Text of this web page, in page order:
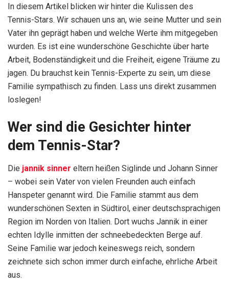
In diesem Artikel blicken wir hinter die Kulissen des
Tennis-Stars. Wir schauen uns an, wie seine Mutter und sein
Vater ihn geprägt haben und welche Werte ihm mitgegeben
wurden. Es ist eine wunderschöne Geschichte über harte
Arbeit, Bodenständigkeit und die Freiheit, eigene Träume zu
jagen. Du brauchst kein Tennis-Experte zu sein, um diese
Familie sympathisch zu finden. Lass uns direkt zusammen
loslegen!
Wer sind die Gesichter hinter
dem Tennis-Star?
Die jannik sinner eltern heißen Siglinde und Johann Sinner
– wobei sein Vater von vielen Freunden auch einfach
Hanspeter genannt wird. Die Familie stammt aus dem
wunderschönen Sexten in Südtirol, einer deutschsprachigen
Region im Norden von Italien. Dort wuchs Jannik in einer
echten Idylle inmitten der schneebedeckten Berge auf.
Seine Familie war jedoch keineswegs reich, sondern
zeichnete sich schon immer durch einfache, ehrliche Arbeit
aus.